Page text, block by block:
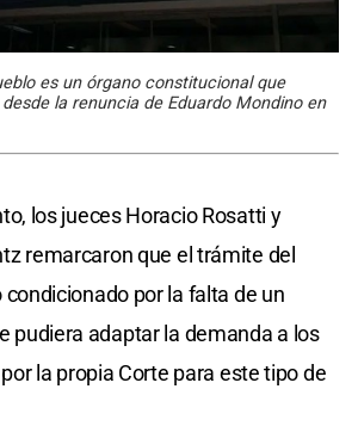
es un órgano constitucional que
la renuncia de Eduardo Mondino en
los jueces Horacio Rosatti y
remarcaron que el trámite del
por la falta de un
pudiera adaptar la demanda a los
la propia Corte para este tipo de